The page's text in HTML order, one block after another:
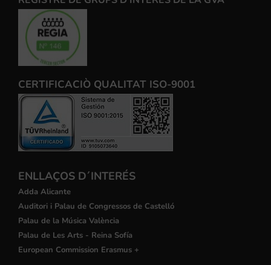
CERTIFICACIÒ QUALITAT ISO-9001
ENLLAÇOS D´INTERÉS
Adda Alicante
Auditori i Palau de Congressos de Castelló
Palau de la Música València
Palau de Les Arts - Reina Sofía
European Commission Erasmus +